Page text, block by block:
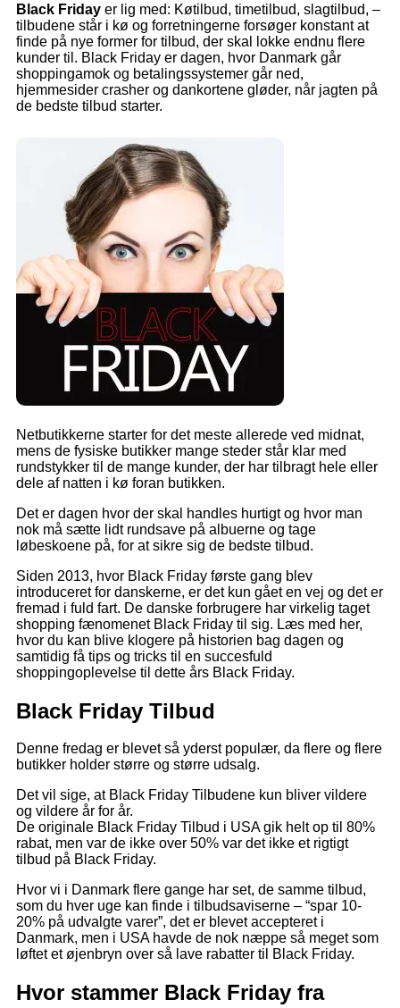
Black Friday er lig med: Køtilbud, timetilbud, slagtilbud, –
tilbudene står i kø og forretningerne forsøger konstant at
finde på nye former for tilbud, der skal lokke endnu flere
kunder til. Black Friday er dagen, hvor Danmark går
shoppingamok og betalingssystemer går ned,
hjemmesider crasher og dankortene gløder, når jagten på
de bedste tilbud starter.
Netbutikkerne starter for det meste allerede ved midnat,
mens de fysiske butikker mange steder står klar med
rundstykker til de mange kunder, der har tilbragt hele eller
dele af natten i kø foran butikken.
Det er dagen hvor der skal handles hurtigt og hvor man
nok må sætte lidt rundsave på albuerne og tage
løbeskoene på, for at sikre sig de bedste tilbud.
Siden 2013, hvor Black Friday første gang blev
introduceret for danskerne, er det kun gået en vej og det er
fremad i fuld fart. De danske forbrugere har virkelig taget
shopping fænomenet Black Friday til sig. Læs med her,
hvor du kan blive klogere på historien bag dagen og
samtidig få tips og tricks til en succesfuld
shoppingoplevelse til dette års Black Friday.
Black Friday Tilbud
Denne fredag er blevet så yderst populær, da flere og flere
butikker holder større og større udsalg.
Det vil sige, at Black Friday Tilbudene kun bliver vildere
og vildere år for år.
De originale Black Friday Tilbud i USA gik helt op til 80%
rabat, men var de ikke over 50% var det ikke et rigtigt
tilbud på Black Friday.
Hvor vi i Danmark flere gange har set, de samme tilbud,
som du hver uge kan finde i tilbudsaviserne – “spar 10-
20% på udvalgte varer”, det er blevet accepteret i
Danmark, men i USA havde de nok næppe så meget som
løftet et øjenbryn over så lave rabatter til Black Friday.
Hvor stammer Black Friday fra